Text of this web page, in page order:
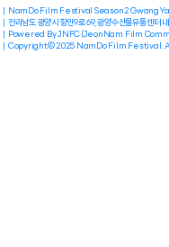
NamDo Film Festival Season2
전라남도 광양시 항만9로 69, 광양수산물유통센터 내
Powered By JNFC (JeonNam Film
Copyright© 2025 NamDo Film Festival.